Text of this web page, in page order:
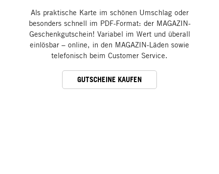
Als praktische Karte im schönen Umschlag oder
besonders schnell im PDF-Format: der MAGAZIN-
Geschenkgutschein! Variabel im Wert und überall
einlösbar – online, in den MAGAZIN-Läden sowie
telefonisch beim Customer Service.
GUTSCHEINE KAUFEN